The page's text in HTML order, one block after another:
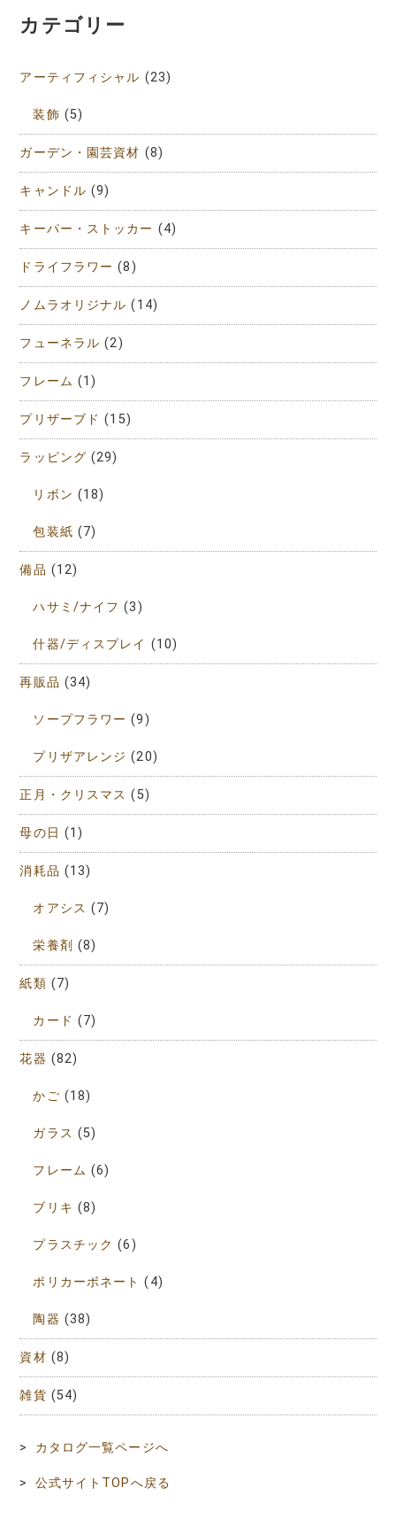
カテゴリー
アーティフィシャル (23)
装飾 (5)
ガーデン・園芸資材 (8)
キャンドル (9)
キーパー・ストッカー (4)
ドライフラワー (8)
ノムラオリジナル (14)
フューネラル (2)
フレーム (1)
プリザーブド (15)
ラッピング (29)
リボン (18)
包装紙 (7)
備品 (12)
ハサミ/ナイフ (3)
什器/ディスプレイ (10)
再販品 (34)
ソープフラワー (9)
プリザアレンジ (20)
正月・クリスマス (5)
母の日 (1)
消耗品 (13)
オアシス (7)
栄養剤 (8)
紙類 (7)
カード (7)
花器 (82)
かご (18)
ガラス (5)
フレーム (6)
ブリキ (8)
プラスチック (6)
ポリカーボネート (4)
陶器 (38)
資材 (8)
雑貨 (54)
> カタログ一覧ページへ
> 公式サイトTOPへ戻る